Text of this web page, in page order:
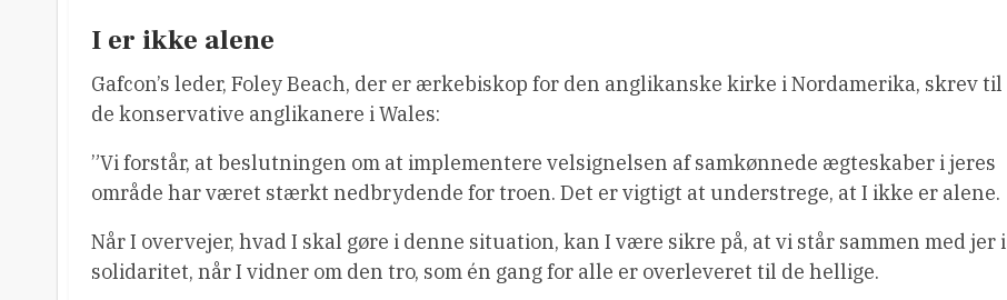
I er ikke alene
Gafcon’s leder, Foley Beach, der er ærkebiskop for den anglikanske kirke i Nordamerika, skrev til
de konservative anglikanere i Wales:
”Vi forstår, at beslutningen om at implementere velsignelsen af samkønnede ægteskaber i jeres
område har været stærkt nedbrydende for troen. Det er vigtigt at understrege, at I ikke er alene.
Når I overvejer, hvad I skal gøre i denne situation, kan I være sikre på, at vi står sammen med jer i
solidaritet, når I vidner om den tro, som én gang for alle er overleveret til de hellige.